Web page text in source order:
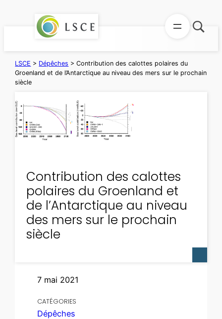
LSCE > Dépêches >Contribution des calottes polaires du
Groenland et de l’Antarctique au niveau des mers sur le prochain
siècle
Contribution des calottes
polaires du Groenland et
de l’Antarctique au niveau
des mers sur le prochain
siècle
7 mai 2021
CATÉGORIES
Dépêches